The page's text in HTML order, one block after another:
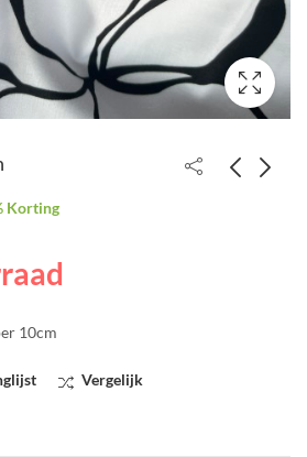
Korting
10cm
Vergelijk